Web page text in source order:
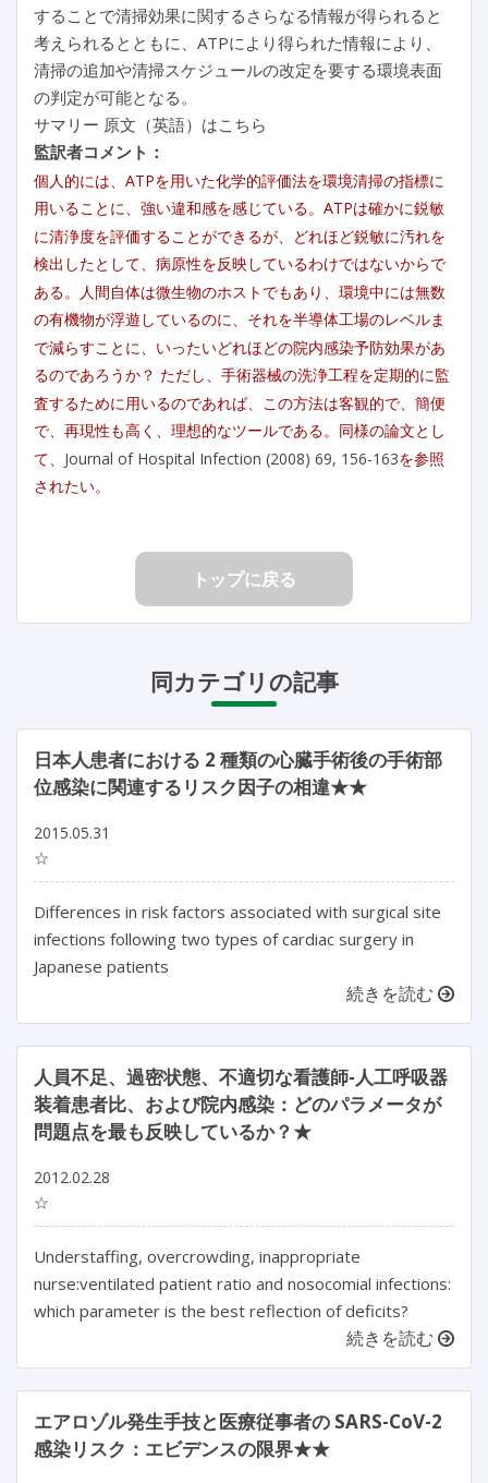
することで清掃効果に関するさらなる情報が得られると
考えられるとともに、ATPにより得られた情報により、
清掃の追加や清掃スケジュールの改定を要する環境表面
の判定が可能となる。
サマリー 原文（英語）はこちら
監訳者コメント：
個人的には、ATPを用いた化学的評価法を環境清掃の指標に
用いることに、強い違和感を感じている。ATPは確かに鋭敏
に清浄度を評価することができるが、どれほど鋭敏に汚れを
検出したとして、病原性を反映しているわけではないからで
ある。人間自体は微生物のホストでもあり、環境中には無数
の有機物が浮遊しているのに、それを半導体工場のレベルま
で減らすことに、いったいどれほどの院内感染予防効果があ
るのであろうか？ ただし、手術器械の洗浄工程を定期的に監
査するために用いるのであれば、この方法は客観的で、簡便
で、再現性も高く、理想的なツールである。同様の論文とし
て、 Journal of Hospital Infection (2008) 69, 156-163を参照
されたい。
トップに戻る
同カテゴリの記事
日本人患者における 2 種類の心臓手術後の手術部
位感染に関連するリスク因子の相違★★
2015.05.31
☆
Differences in risk factors associated with surgical site
infections following two types of cardiac surgery in
Japanese patients
続きを読む
人員不足、過密状態、不適切な看護師-人工呼吸器
装着患者比、および院内感染：どのパラメータが
問題点を最も反映しているか？★
2012.02.28
☆
Understaffing, overcrowding, inappropriate
nurse:ventilated patient ratio and nosocomial infections:
which parameter is the best reflection of deficits?
続きを読む
エアロゾル発生手技と医療従事者の SARS-CoV-2
感染リスク：エビデンスの限界★★